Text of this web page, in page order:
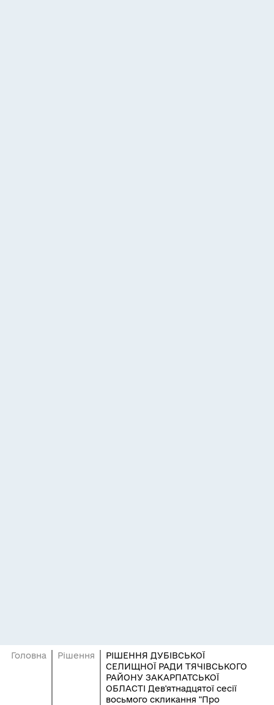
Головна Рішення
РІШЕННЯ ДУБІВСЬКОЇ
СЕЛИЩНОЇ РАДИ ТЯЧІВСЬКОГО
РАЙОНУ ЗАКАРПАТСЬКОЇ
ОБЛАСТІ Дев'ятнадцятої сесії
восьмого скликання "Про